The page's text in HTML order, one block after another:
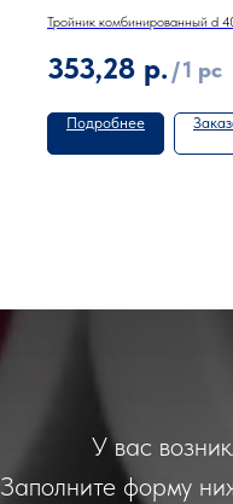
Тройник комбинированный d
353,28 р. /1 pc
Подробнее
У вас
Заполните форму